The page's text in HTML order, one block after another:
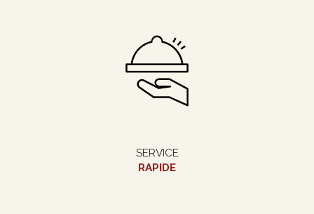
SERVICE
RAPIDE